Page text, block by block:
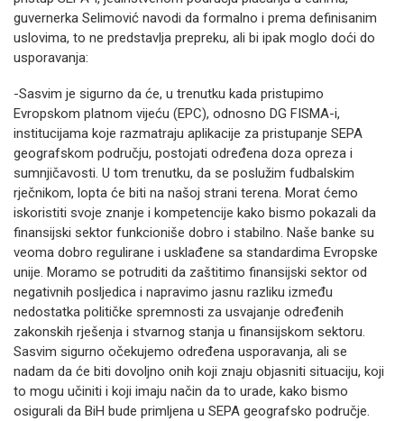
guvernerka Selimović navodi da formalno i prema definisanim
uslovima, to ne predstavlja prepreku, ali bi ipak moglo doći do
usporavanja:
-Sasvim je sigurno da će, u trenutku kada pristupimo
Evropskom platnom vijeću (EPC), odnosno DG FISMA-i,
institucijama koje razmatraju aplikacije za pristupanje SEPA
geografskom području, postojati određena doza opreza i
sumnjičavosti. U tom trenutku, da se poslužim fudbalskim
rječnikom, lopta će biti na našoj strani terena. Morat ćemo
iskoristiti svoje znanje i kompetencije kako bismo pokazali da
finansijski sektor funkcioniše dobro i stabilno. Naše banke su
veoma dobro regulirane i usklađene sa standardima Evropske
unije. Moramo se potruditi da zaštitimo finansijski sektor od
negativnih posljedica i napravimo jasnu razliku između
nedostatka političke spremnosti za usvajanje određenih
zakonskih rješenja i stvarnog stanja u finansijskom sektoru.
Sasvim sigurno očekujemo određena usporavanja, ali se
nadam da će biti dovoljno onih koji znaju objasniti situaciju, koji
to mogu učiniti i koji imaju način da to urade, kako bismo
osigurali da BiH bude primljena u SEPA geografsko područje.